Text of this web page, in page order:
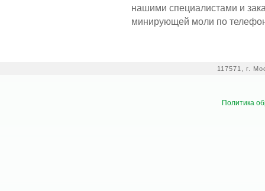
нашими специалистами и
минирующей моли по
117571, г.
Политика